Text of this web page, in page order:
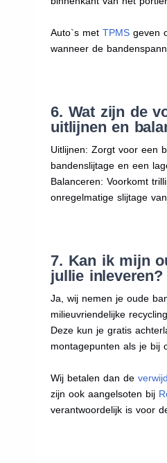
Auto`s metTPMS geven
wanneer de
6. Wat zijn de
uitlijnen en
Uitlijnen: Zorgt voor een
bandenslijtage en een
Balanceren: Voorkomt
onregelmatige slijtage
7. Kan ik mijn
jullie inleveren?
Ja, wij nemen je oude
milieuvriendelijke recycling.
Deze kun je gratis
montagepunten als je bij
Wij betalen dan de
zijn ook aangelsoten bij
verantwoordelijk is voor